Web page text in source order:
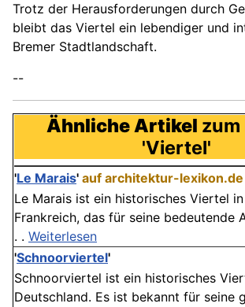
Trotz der Herausforderungen durch
bleibt das Viertel ein lebendiger und
Bremer Stadtlandschaft.
--
Ähnliche Artikel
'Viertel'
'Le Marais' auf architektur-lexikon.de
Le Marais ist ein historisches Viertel
Frankreich, das für seine bedeutende
. . Weiterlesen
'Schnoorviertel'
Schnoorviertel ist ein historisches
Deutschland. Es ist bekannt für seine